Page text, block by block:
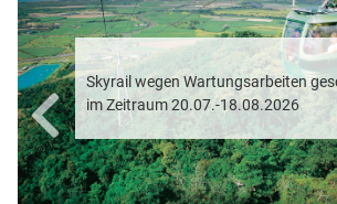
Skyrail wegen Wartungsarbeiten
im Zeitraum 20.07.-18.08.2026